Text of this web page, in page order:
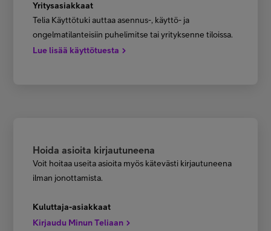
Yritysasiakkaat
Telia Käyttötuki auttaa asennus-, käyttö- ja
ongelmatilanteisiin puhelimitse tai yrityksenne tiloissa.
Lue lisää käyttötuesta
Hoida asioita kirjautuneena
Voit hoitaa useita asioita myös kätevästi kirjautuneena
ilman jonottamista.
Kuluttaja-asiakkaat
Kirjaudu Minun Teliaan